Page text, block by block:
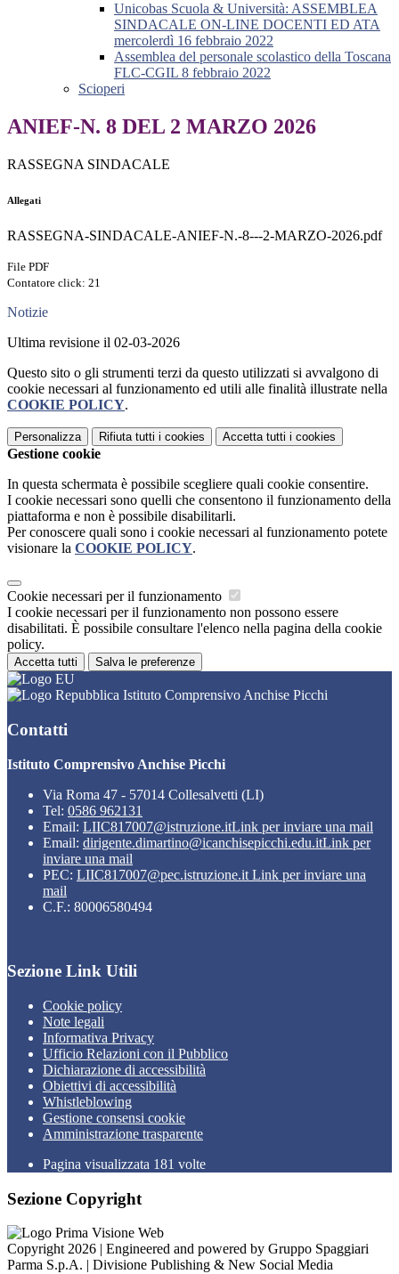
Unicobas Scuola & Università: ASSEMBLEA
SINDACALE ON-LINE DOCENTI ED ATA
mercolerdì 16 febbraio 2022
Assemblea del personale scolastico della Toscana
FLC-CGIL 8 febbraio 2022
Scioperi
ANIEF-N. 8 DEL 2 MARZO 2026
RASSEGNA SINDACALE
Allegati
RASSEGNA-SINDACALE-ANIEF-N.-8---2-MARZO-2026.pdf
File PDF
Contatore click: 21
Notizie
Ultima revisione il 02-03-2026
Questo sito o gli strumenti terzi da questo utilizzati si avvalgono di
cookie necessari al funzionamento ed utili alle finalità illustrate nella
COOKIE POLICY.
Personalizza Rifiuta tutti i cookies Accetta tutti i cookies
Gestione cookie
In questa schermata è possibile scegliere quali cookie consentire.
I cookie necessari sono quelli che consentono il funzionamento della
piattaforma e non è possibile disabilitarli.
Per conoscere quali sono i cookie necessari al funzionamento potete
visionare la COOKIE POLICY.
Cookie necessari per il funzionamento
I cookie necessari per il funzionamento non possono essere
disabilitati. È possibile consultare l'elenco nella pagina della cookie
policy.
Accetta tutti Salva le preferenze
Istituto Comprensivo Anchise Picchi
Contatti
Istituto Comprensivo Anchise Picchi
Via Roma 47 - 57014 Collesalvetti (LI)
Tel: 0586 962131
Email: LIIC817007@istruzione.itLink per inviare una mail
Email: dirigente.dimartino@icanchisepicchi.edu.itLink per
inviare una mail
PEC: LIIC817007@pec.istruzione.it Link per inviare una
mail
C.F.: 80006580494
Sezione Link Utili
Cookie policy
Note legali
Informativa Privacy
Ufficio Relazioni con il Pubblico
Dichiarazione di accessibilità
Obiettivi di accessibilità
Whistleblowing
Gestione consensi cookie
Amministrazione trasparente
Pagina visualizzata 181 volte
Sezione Copyright
Copyright 2026 | Engineered and powered by Gruppo Spaggiari
Parma S.p.A. | Divisione Publishing & New Social Media